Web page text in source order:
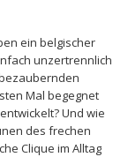
ein belgischer
unzertrennlich
Mal begegnet
Und wie
des frechen
Clique im Alltag